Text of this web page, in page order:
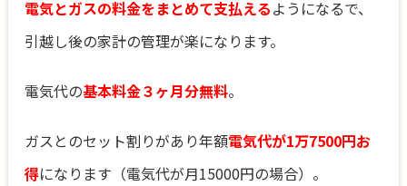
電気とガスの料金をまとめて支払えるようになるで、
引越し後の家計の管理が楽になります。
電気代の基本料金３ヶ月分無料。
ガスとのセット割りがあり年額電気代が1万7500円お
得になります（電気代が月15000円の場合）。